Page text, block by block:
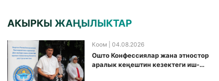
АКЫРКЫ ЖАҢЫЛЫКТАР
Коом | 04.08.2026
Ошто Конфессиялар жана этностор
аралык кеңештин кезектеги иш-